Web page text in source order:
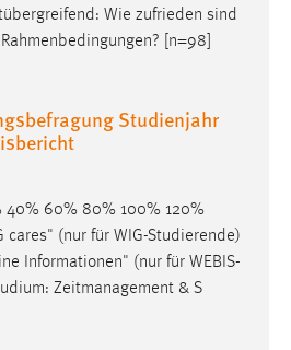
Wie zufrieden sind
[n=98]
Studienjahr
60% 80% 100% 120%
cares" (nur für WIG-Studierende)
Informationen" (nur für WEBIS-
Zeitmanagement & S